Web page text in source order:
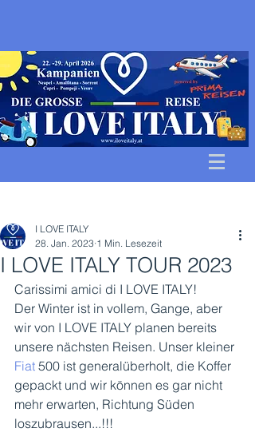
I LOVE ITALY TOUR 2023
I LOVE ITALY
28. Jan. 2023 1 Min. Lesezeit
Carissimi amici di I LOVE ITALY!
Der Winter ist in vollem, Gange, aber
wir von I LOVE ITALY planen bereits
unsere nächsten Reisen. Unser kleiner
Fiat 500 ist generalüberholt, die Koffer
gepackt und wir können es gar nicht
mehr erwarten, Richtung Süden
loszubrausen...!!!